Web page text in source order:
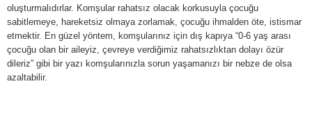
oluşturmalıdırlar. Komşular rahatsız olacak korkusuyla çocuğu
sabitlemeye, hareketsiz olmaya zorlamak, çocuğu ihmalden öte, istismar
etmektir. En güzel yöntem, komşularınız için dış kapıya “0-6 yaş arası
çocuğu olan bir aileyiz, çevreye verdiğimiz rahatsızlıktan dolayı özür
dileriz” gibi bir yazı komşularınızla sorun yaşamanızı bir nebze de olsa
azaltabilir.